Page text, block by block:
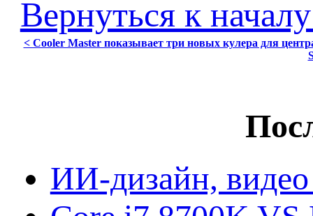
Вернуться к
< Cooler Master показывает три новых кулера для
ИИ-дизайн,